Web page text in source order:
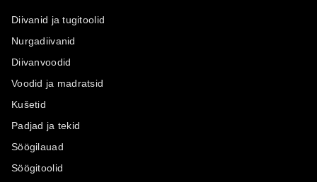
Diivanid ja tugitoolid
Nurgadiivanid
Diivanvoodid
Voodid ja madratsid
Kušetid
Padjad ja tekid
Söögilauad
Söögitoolid